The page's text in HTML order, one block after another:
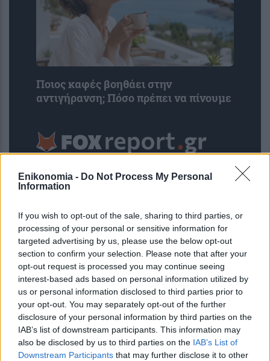
Enikonomia - Do Not Process My Personal
Information
If you wish to opt-out of the sale, sharing to third parties, or
processing of your personal or sensitive information for
targeted advertising by us, please use the below opt-out
section to confirm your selection. Please note that after your
opt-out request is processed you may continue seeing
interest-based ads based on personal information utilized by
us or personal information disclosed to third parties prior to
your opt-out. You may separately opt-out of the further
disclosure of your personal information by third parties on the
IAB’s list of downstream participants. This information may
also be disclosed by us to third parties on the IAB’s List of
Downstream Participants that may further disclose it to other
Ποιος καφές βοηθάει στην
αντιγήρανση; Πόσο πρέπει να πίνουμε
Τρεις πλατφόρμες phishing
παρακάμπτουν το MFA και στοχεύουν
λογαριασμούς Microsoft 365